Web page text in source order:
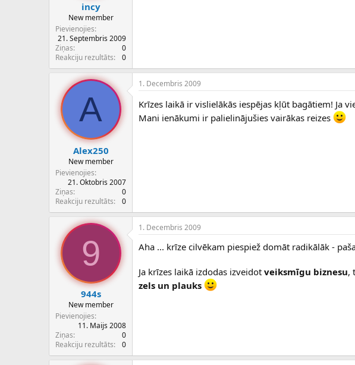
incy
New member
Pievienojies
21. Septembris 2009
Ziņas
0
Reakciju rezultāts
0
A
Alex250
New member
Pievienojies
21. Oktobris 2007
Ziņas
0
Reakciju rezultāts
0
1. Decembris 2009
Krīzes laikā ir vislielākās iespējas kļūt bagātiem! Ja
Mani ienākumi ir palielinājušies vairākas reizes
9
944s
New member
Pievienojies
11. Maijs 2008
Ziņas
0
Reakciju rezultāts
0
1. Decembris 2009
Aha ... krīze cilvēkam piespiež domāt radikālāk -
Ja krīzes laikā izdodas izveidot veiksmīgu biznesu,
zels un plauks